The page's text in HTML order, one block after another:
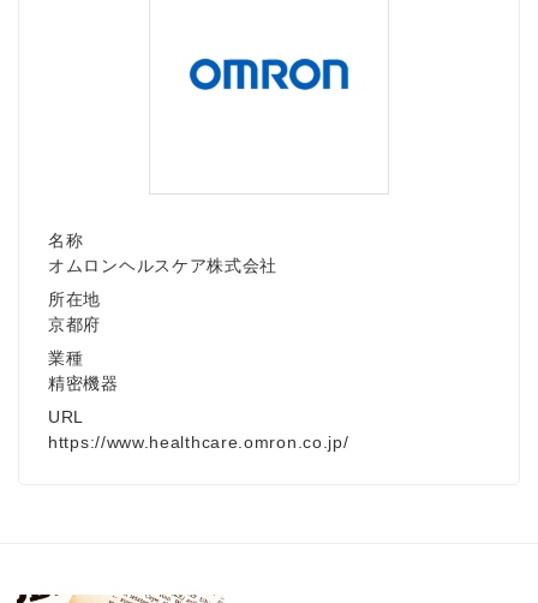
名称
オムロンヘルスケア株式会社
所在地
京都府
業種
精密機器
URL
https://www.healthcare.omron.co.jp/